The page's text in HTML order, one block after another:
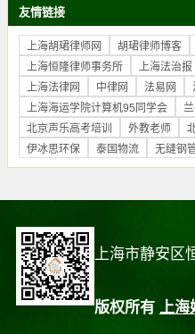
友情链接
上海胡珺律师网 胡珺律师博客
上海恒隆律师事务所
上海法治报
上海法律网
中律网 法易网
上海海运学院计算机95同学会
北京声乐高考培训
外教老师
伊冰思环保
泰国物流 无缝钢
上海市静安区
版权所有 上海